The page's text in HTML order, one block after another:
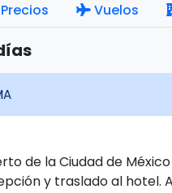
Precios Vuelos
de la Ciudad de
y traslado al hotel.